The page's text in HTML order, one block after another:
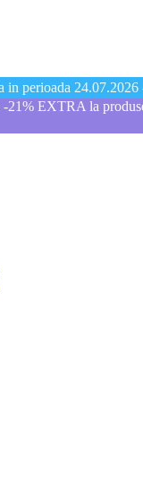
in perioada
EXTRA la